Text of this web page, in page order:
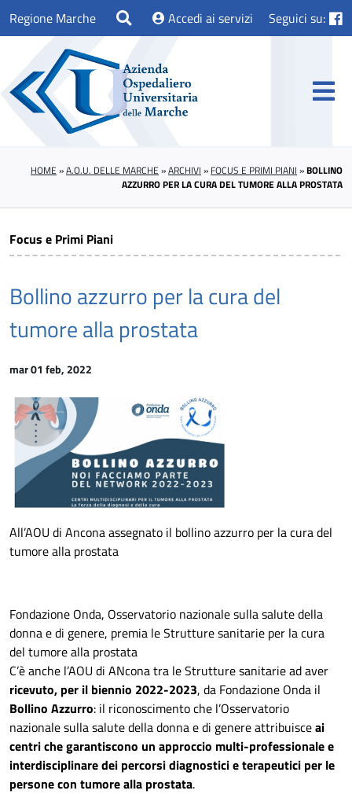
Regione Marche Accedi ai servizi Seguici su:
HOME »A.O.U. DELLE MARCHE »ARCHIVI » FOCUS E PRIMI PIANI »BOLLINO
AZZURRO PER LA CURA DEL TUMORE ALLA PROSTATA
Focus e Primi Piani
Bollino azzurro per la cura del
tumore alla prostata
mar 01 feb, 2022
All’AOU di Ancona assegnato il bollino azzurro per la cura del
tumore alla prostata
Fondazione Onda, Osservatorio nazionale sulla salute della
donna e di genere, premia le Strutture sanitarie per la cura
del tumore alla prostata
C’è anche l’AOU di ANcona tra le Strutture sanitarie ad aver
ricevuto, per il biennio 2022-2023, da Fondazione Onda il
Bollino Azzurro: il riconoscimento che l’Osservatorio
nazionale sulla salute della donna e di genere attribuisceai
centri che garantiscono un approccio multi-professionale e
interdisciplinare dei percorsi diagnostici e terapeutici per le
persone con tumore alla prostata.